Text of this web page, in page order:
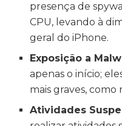
presença de
CPU, levando à
geral do iPhone.
Exposição a
apenas o início;
mais graves, como
Atividades